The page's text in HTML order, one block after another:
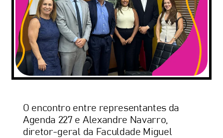
O encontro entre representantes da
Agenda 227 e Alexandre Navarro,
diretor-geral da Faculdade Miguel